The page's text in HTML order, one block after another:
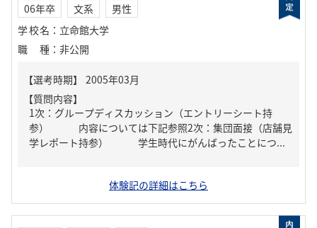
06年卒 文系
男性
学校名 ： 立命館大学
職種 ： 非公開
【質問内容】
1次：グループディスカッション（エントリーシート持
参） 内容については下記参照2次：集団面接（店舗見
学レポート持参） 学生時代にがんばったことにつ...
体験記の詳細はこちら